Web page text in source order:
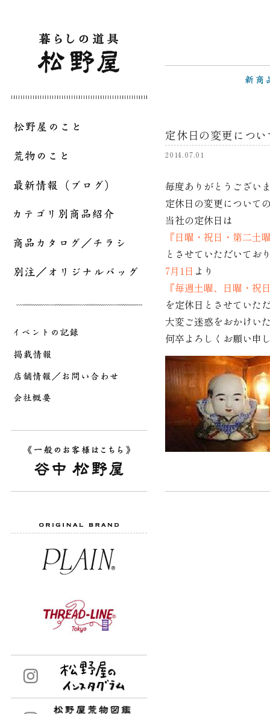
定休日の変更につい
2014.07.01
毎度ありがとうござい
定休日の変更について
当社の定休日は
『日曜・祝日・第二土
とさせていただいてお
7月1日 より
『毎週土曜、日曜・祝
を定休日とさせていた
大変ご迷惑をおかけい
何卒よろしくお願い申